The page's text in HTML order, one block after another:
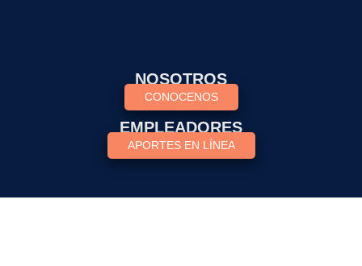
NOSOTROS
CONOCENOS
EMPLEADORES
APORTES EN LÍNEA